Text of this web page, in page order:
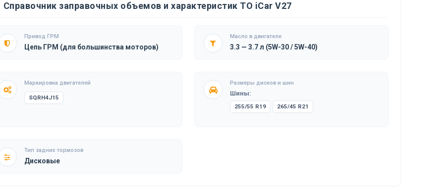
Справочник заправочных объемов и характеристик ТО iCar V27
Привод ГРМ
Цепь ГРМ (для большинства моторов)
Масло в двигателе
3.3 — 3.7 л (5W-30 / 5W-40)
Маркировка двигателей
SQRH4J15
Размеры дисков и шин
Шины:
255/55 R19 265/45 R21
Тип задних тормозов
Дисковые